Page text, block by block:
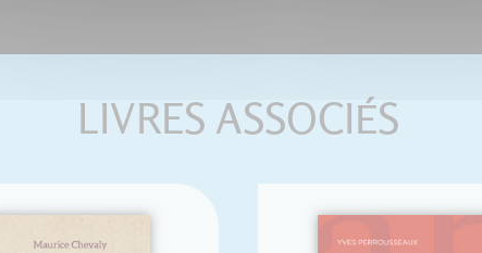
LIVRES ASSOCIÉS